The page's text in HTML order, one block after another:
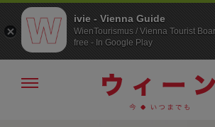
メ
ivie - Vienna Guide
WienTourismus / Vienna Tourist
free - In Google Play